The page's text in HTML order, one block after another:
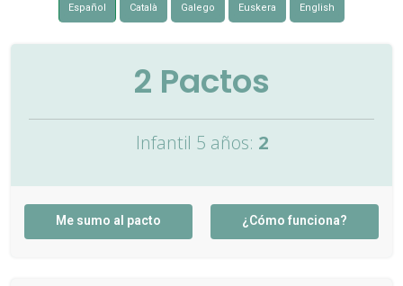
Español Català Galego Euskera English
2 Pactos
Infantil 5 años: 2
Me sumo al pacto ¿Cómo funciona?